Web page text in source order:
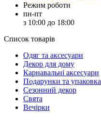
Режим роботи
пн-пт
з 10:00 до 18:00
Список товарів
Oдяг та аксесуари
Декор для дому
Карнавальні аксесуари
Подарунки та упаковка
Сезонний декор
Свята
Вечірки